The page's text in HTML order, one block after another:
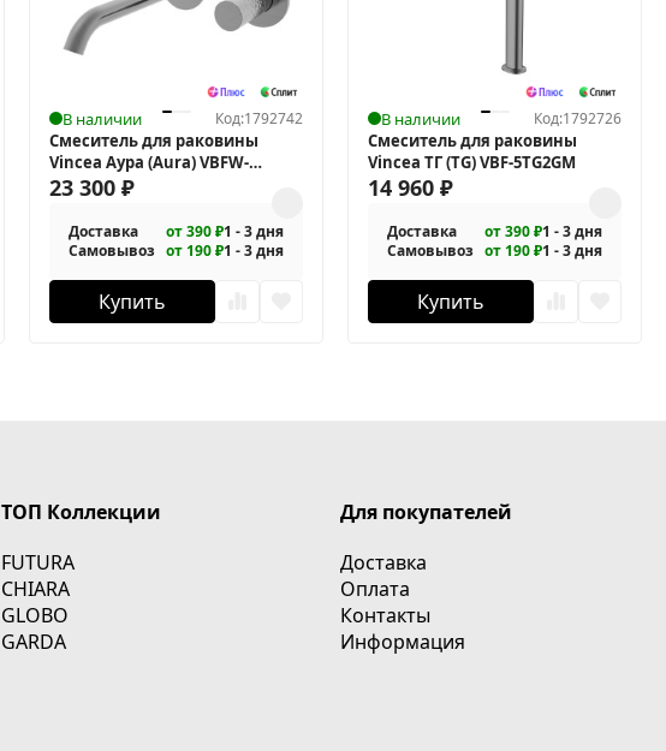
В наличии Код:1792742
Смеситель для раковины
Vincea Аура (Aura) VBFW-
6AU1GM
23 300₽
Доставка от 390 ₽1 - 3 дня
Самовывоз от 190 ₽1 - 3 дня
Купить
В наличии Код:1792726
Смеситель для раковины
Vincea ТГ (TG) VBF-5TG2GM
14 960₽
Доставка от 390 ₽1 - 3 дня
Самовывоз от 190 ₽1 - 3 дня
Купить
ТОП Коллекции
FUTURA
CHIARA
GLOBO
GARDA
Для покупателей
Доставка
Оплата
Контакты
Информация